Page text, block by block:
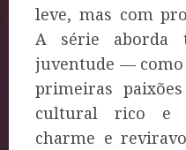
leve, mas com
A série aborda
juventude — como
primeiras
cultural rico e
charme e